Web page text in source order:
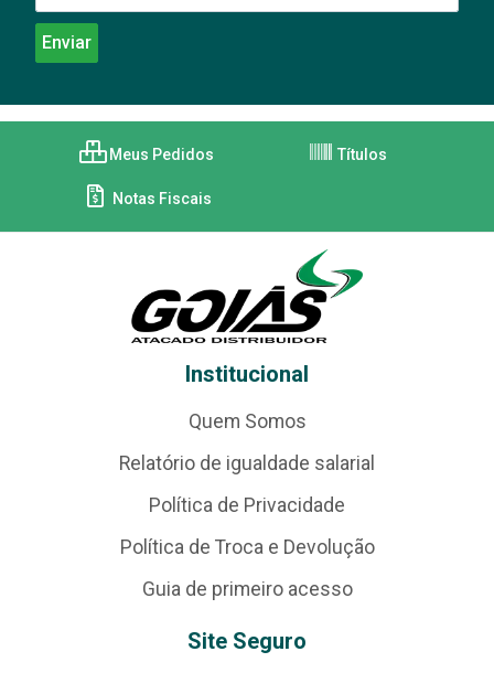
Meus Pedidos Títulos
Notas Fiscais
Institucional
Quem Somos
Relatório de igualdade salarial
Política de Privacidade
Política de Troca e Devolução
Guia de primeiro acesso
Site Seguro